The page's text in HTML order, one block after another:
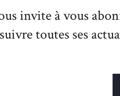
invite à vous
toutes ses